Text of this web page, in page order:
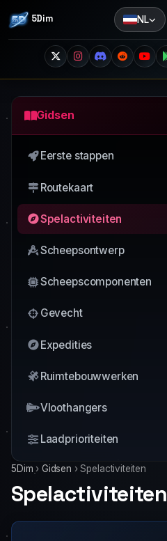
5Dim NL
Gidsen
Eerste stappen
Routekaart
Spelactiviteiten
Scheepsontwerp
Scheepscomponenten
Gevecht
Expedities
Ruimtebouwwerken
Vloothangers
Laadprioriteiten
5Dim › Gidsen › Spelactiviteiten
Spelactiviteiten